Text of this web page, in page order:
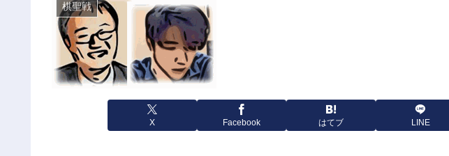
棋聖戦
X Facebook はてブ LINE